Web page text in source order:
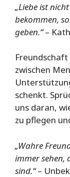
„Liebe ist
bekommen,
geben.“–
zwischen
schenkt.
uns daran,
zu pflegen
„Wahre
immer sehen,
sind.“–